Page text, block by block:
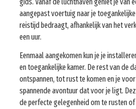
aangepast voertuig naar je
reistijd bedraagt, afhankelijk van het
een uur.
Eenmaal aangekomen kun je je
en toegankelijke kamer. De rest van de
ontspannen, tot rust te komen en je
spannende avontuur dat voor je ligt.
de perfecte gelegenheid om te rusten